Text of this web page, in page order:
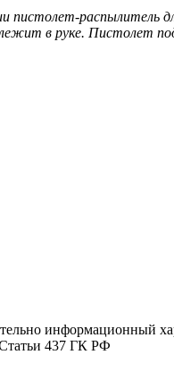
пистолет-распылитель
в руке. Пистолет
информационный
437 ГК РФ